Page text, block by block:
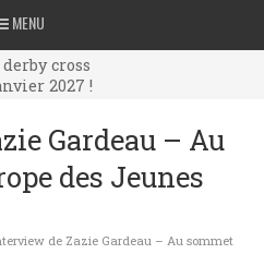
MENUcross
2027 !
cross
2027 !
2027 !
Gardeau – Au
des Jeunes
de Zazie Gardeau – Au sommet